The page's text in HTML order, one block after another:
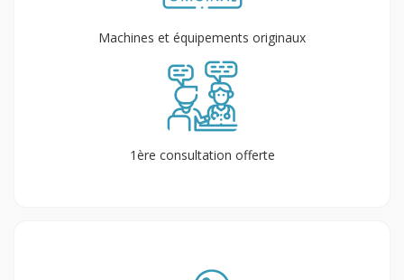
Machines et équipements originaux
1ère consultation offerte